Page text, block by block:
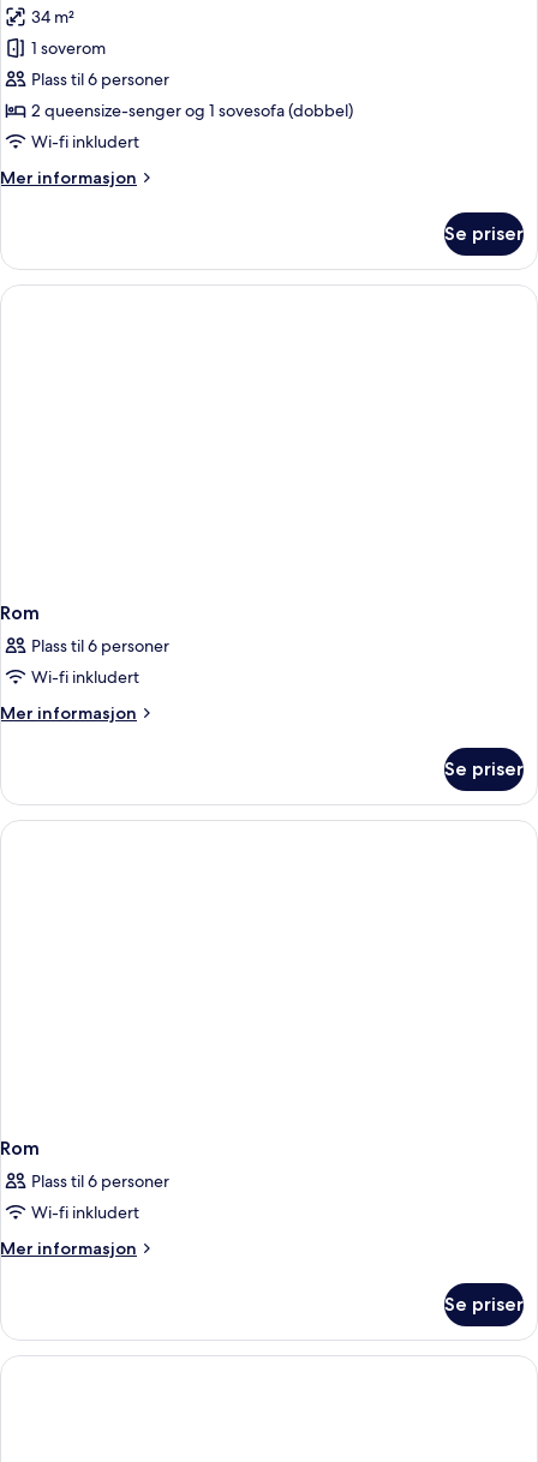
sovesofa
bildene
av
Rom
(2
Queen
with
34 m²
1 soverom
Plass til 6 personer
2 queensize-senger og 1 sovesofa (dobbel)
Wi-fi inkludert
Mer informasjon
Mer
(2
Queen
Beds
Se priser
Rom
Plass til 6 personer
Wi-fi inkludert
Mer informasjon
Mer
Se priser
Rom
Plass til 6 personer
Wi-fi inkludert
Mer informasjon
Mer
Se priser